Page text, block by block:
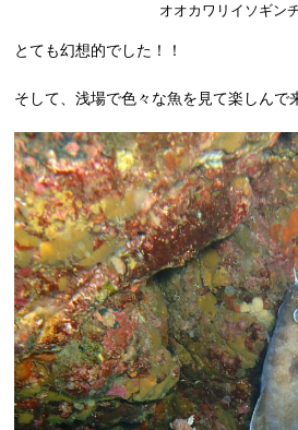
オオカワリイソギン
とても幻想的でした！！
そして、浅場で色々な魚を見て楽しんで